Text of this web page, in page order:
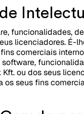
funcionalidades,
licenciadores.
comerciais
software,
ou dos seus
os seus fins